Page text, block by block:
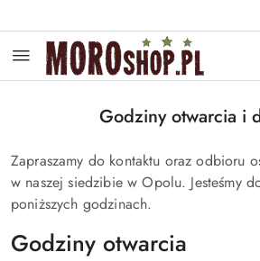
Godziny otwarcia i
Zapraszamy do kontaktu oraz odbioru
w naszej siedzibie w Opolu. Jesteśmy
poniższych godzinach.
Godziny otwarcia